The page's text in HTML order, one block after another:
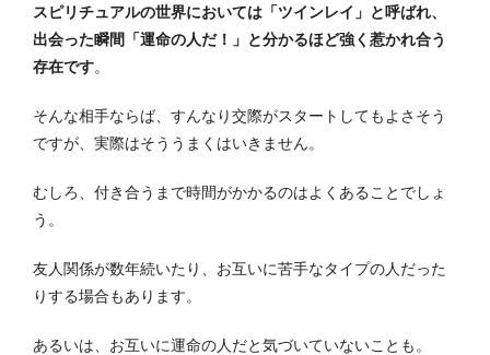
スピリチュアルの世界においては「ツインレイ」と呼ばれ、
出会った瞬間「運命の人だ！」と分かるほど強く惹かれ合う
存在です。
そんな相手ならば、すんなり交際がスタートしてもよさそう
ですが、実際はそううまくはいきません。
むしろ、付き合うまで時間がかかるのはよくあることでしょ
う。
友人関係が数年続いたり、お互いに苦手なタイプの人だった
りする場合もあります。
あるいは、お互いに運命の人だと気づいていないことも。